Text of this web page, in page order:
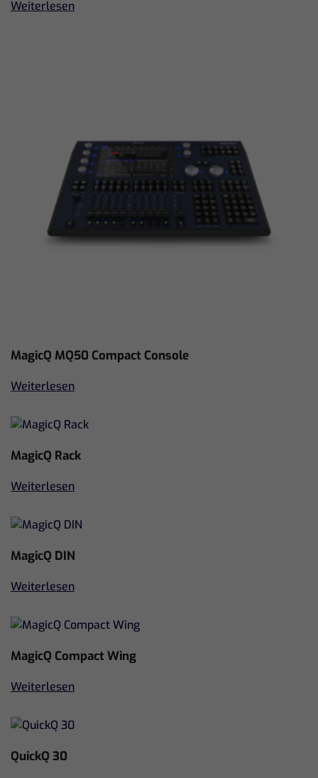
Weiterlesen
MagicQ MQ50 Compact Console
Weiterlesen
MagicQ Rack
Weiterlesen
MagicQ DIN
Weiterlesen
MagicQ Compact Wing
Weiterlesen
QuickQ 30